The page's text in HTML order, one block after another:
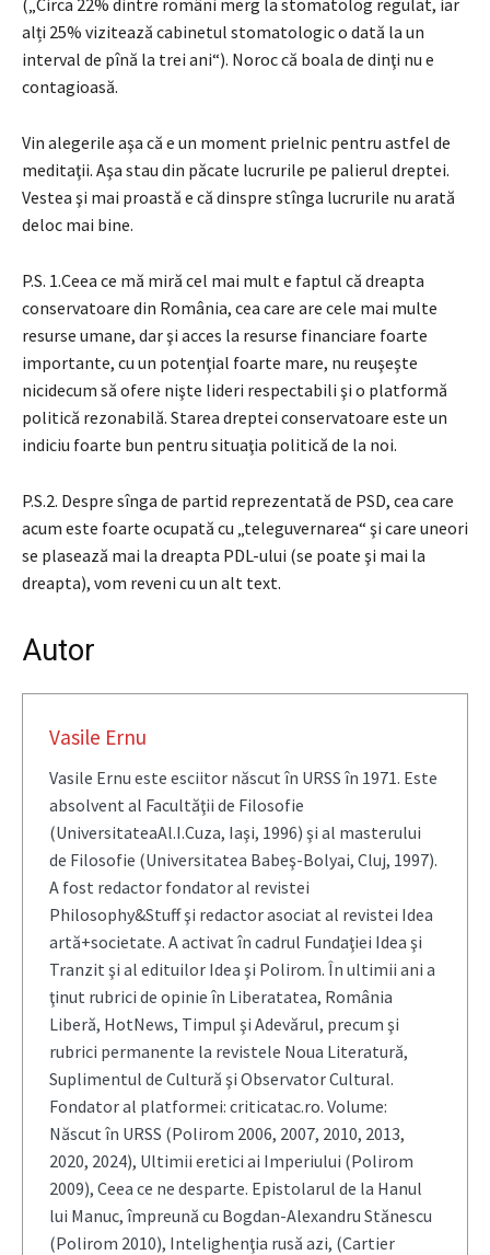
alți 25% vizitează cabinetul stomatologic o dată la un
interval de pînă la trei ani“). Noroc că boala de dinţi nu e
contagioasă.
Vin alegerile aşa că e un moment prielnic pentru astfel de
meditaţii. Aşa stau din păcate lucrurile pe palierul dreptei.
Vestea şi mai proastă e că dinspre stînga lucrurile nu arată
deloc mai bine.
P.S. 1.Ceea ce mă miră cel mai mult e faptul că dreapta
conservatoare din România, cea care are cele mai multe
resurse umane, dar şi acces la resurse financiare foarte
importante, cu un potenţial foarte mare, nu reuşeşte
nicidecum să ofere nişte lideri respectabili şi o platformă
politică rezonabilă. Starea dreptei conservatoare este un
indiciu foarte bun pentru situaţia politică de la noi.
P.S.2. Despre sînga de partid reprezentată de PSD, cea care
acum este foarte ocupată cu „teleguvernarea“ şi care uneori
se plasează mai la dreapta PDL-ului (se poate şi mai la
dreapta), vom reveni cu un alt text.
Autor
Vasile Ernu
Vasile Ernu este esciitor născut în URSS în 1971. Este
absolvent al Facultăţii de Filosofie
(UniversitateaAl.I.Cuza, Iaşi, 1996) şi al masterului
de Filosofie (Universitatea Babeş-Bolyai, Cluj, 1997).
A fost redactor fondator al revistei
Philosophy&Stuff şi redactor asociat al revistei Idea
artă+societate. A activat în cadrul Fundaţiei Idea şi
Tranzit şi al edituilor Idea şi Polirom. În ultimii ani a
ţinut rubrici de opinie în Liberatatea, România
Liberă, HotNews, Timpul şi Adevărul, precum şi
rubrici permanente la revistele Noua Literatură,
Suplimentul de Cultură şi Observator Cultural.
Fondator al platformei: criticatac.ro. Volume:
Născut în URSS (Polirom 2006, 2007, 2010, 2013,
2020, 2024), Ultimii eretici ai Imperiului (Polirom
2009), Ceea ce ne desparte. Epistolarul de la Hanul
lui Manuc, împreună cu Bogdan-Alexandru Stănescu
(Polirom 2010), Intelighenţia rusă azi, (Cartier